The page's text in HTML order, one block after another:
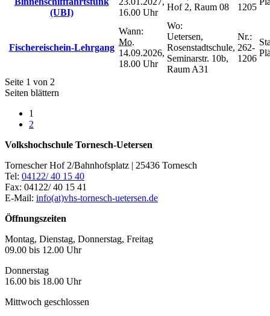
(UBI)
16.00 Uhr
Hof 2, Raum 08
1205
Fischereischein-Lehrgang
Wann:
Mo.
14.09.2026,
18.00 Uhr
Wo:
Uetersen,
Rosenstadtschule,
Seminarstr. 10b,
Raum A31
Nr.:
262-
1206
Seite 1 von 2
Seiten blättern
1
2
Volkshochschule Tornesch-Uetersen
Tornescher Hof 2/Bahnhofsplatz | 25436 Tornesch
Tel: 04122/ 40 15 40
Fax: 04122/ 40 15 41
E-Mail: info(at)vhs-tornesch-uetersen.de
Öffnungszeiten
Montag, Dienstag, Donnerstag, Freitag
09.00 bis 12.00 Uhr
Donnerstag
16.00 bis 18.00 Uhr
Mittwoch geschlossen